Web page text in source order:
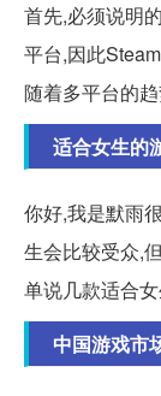
首先,必须说明
平台,因此
随着多平台的
适合女生的
你好,我是默雨
生会比较受众,
单说几款适合
中国游戏市